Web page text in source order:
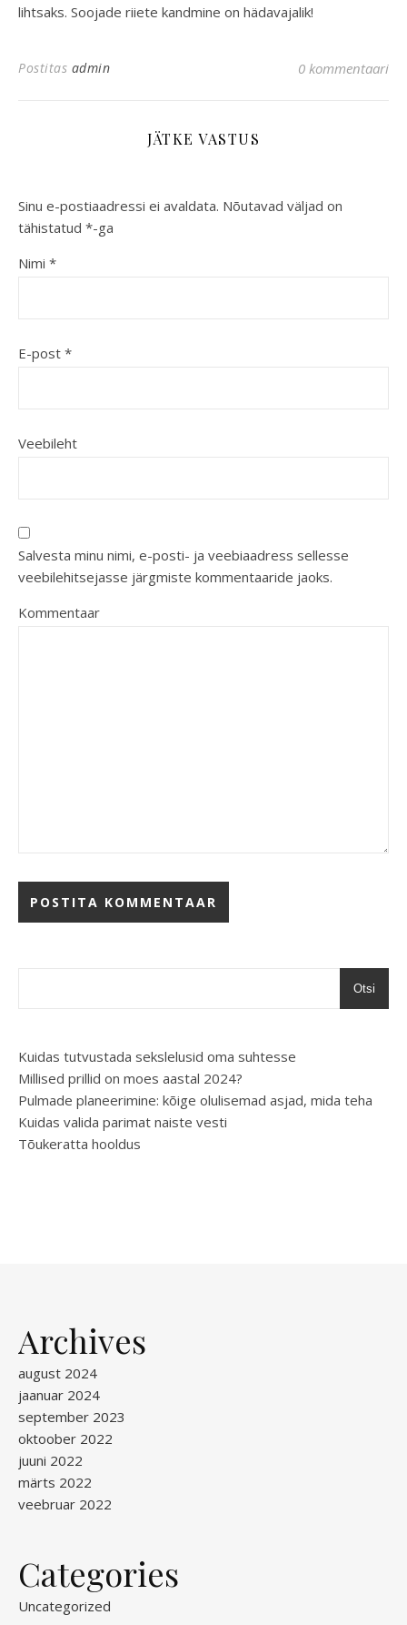
lihtsaks. Soojade riiete kandmine on hädavajalik!
Postitas admin 0 kommentaari
JÄTKE VASTUS
Sinu e-postiaadressi ei avaldata. Nõutavad väljad on
tähistatud *-ga
Nimi *
E-post *
Veebileht
Salvesta minu nimi, e-posti- ja veebiaadress sellesse
veebilehitsejasse järgmiste kommentaaride jaoks.
Kommentaar
Otsi
Kuidas tutvustada sekslelusid oma suhtesse
Millised prillid on moes aastal 2024?
Pulmade planeerimine: kõige olulisemad asjad, mida teha
Kuidas valida parimat naiste vesti
Tõukeratta hooldus
Archives
august 2024
jaanuar 2024
september 2023
oktoober 2022
juuni 2022
märts 2022
veebruar 2022
Categories
Uncategorized